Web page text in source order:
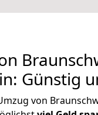
Günstig
von